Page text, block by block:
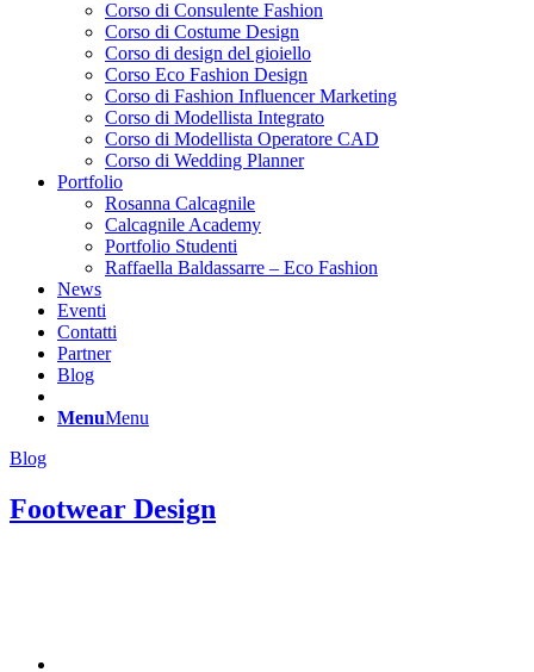
Corso di Consulente Fashion
Corso di Costume Design
Corso di design del gioiello
Corso Eco Fashion Design
Corso di Fashion Influencer Marketing
Corso di Modellista Integrato
Corso di Modellista Operatore CAD
Corso di Wedding Planner
Portfolio
Rosanna Calcagnile
Calcagnile Academy
Portfolio Studenti
Raffaella Baldassarre – Eco Fashion
News
Eventi
Contatti
Partner
Blog
MenuMenu
Blog
Footwear Design